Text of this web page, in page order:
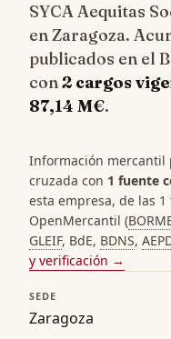
SYCA Aequitas
en Zaragoza.
publicados en el
con2 cargos
87,14 M€.
Información mercantil
cruzada con 1 fuente
esta empresa, de las
OpenMercantil (
GLEIF, BdE, BDNS,
y verificación →
SEDE
Zaragoza